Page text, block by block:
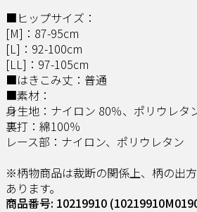
■ヒップサイズ：
[M]：87-95cm
[L]：92-100cm
[LL]：97-105cm
■はきこみ丈：普通
■素材：
身生地：ナイロン 80％、ポリウレタ
裏打：綿100％
レース部：ナイロン、ポリウレタン
※柄物商品は裁断の関係上、柄の出
あります。
商品番号: 10219910